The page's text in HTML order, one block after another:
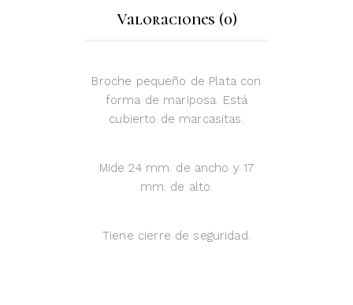
Valoraciones (0)
Broche pequeño de Plata con
forma de mariposa. Está
cubierto de marcasitas.
Mide 24 mm. de ancho y 17
mm. de alto.
Tiene cierre de seguridad.